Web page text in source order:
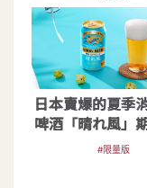
日本賣爆的夏季
啤酒「晴れ風」
在台販售中
#限量版